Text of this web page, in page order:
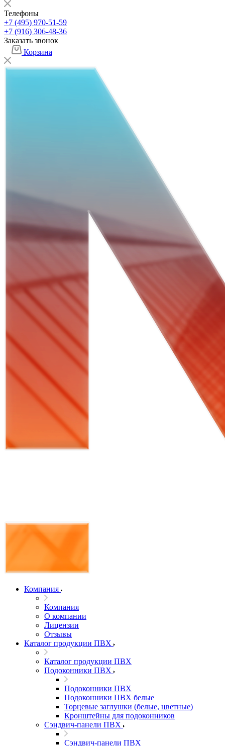
Телефоны
+7 (495) 970-51-59
+7 (916) 306-48-36
Заказать звонок
Корзина
Компания
Компания
О компании
Лицензии
Отзывы
Каталог продукции ПВХ
Каталог продукции ПВХ
Подоконники ПВХ
Подоконники ПВХ
Подоконники ПВХ белые
Торцевые заглушки (белые, цветные)
Кронштейны для подоконников
Сэндвич-панели ПВХ
Сэндвич-панели ПВХ